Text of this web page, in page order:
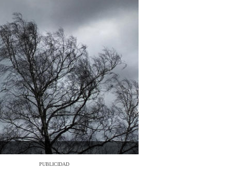
PUBLICIDAD